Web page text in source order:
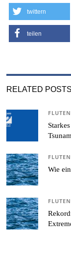
twittern
teilen
RELATED POSTS
FLUTEN
FLUTEN
Wie
FLUTEN